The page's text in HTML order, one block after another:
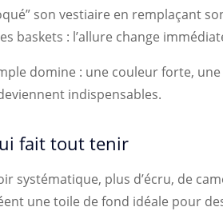
son vestiaire en remplaçant
baskets : l’allure change
domine : une couleur forte, une
indispensables.
fait tout tenir
systématique, plus d’écru, de
une toile de fond idéale pour